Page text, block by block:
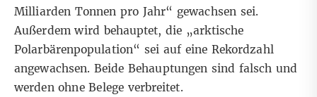
Milliarden Tonnen pro Jahr“ gewachsen sei.
Außerdem wird behauptet, die „arktische
Polarbärenpopulation“ sei auf eine Rekordzahl
angewachsen. Beide Behauptungen sind falsch und
werden ohne Belege verbreitet.